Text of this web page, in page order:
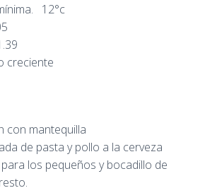
12°c
creciente
con mantequilla
de pasta y pollo a la cerveza
los pequeños y bocadillo de